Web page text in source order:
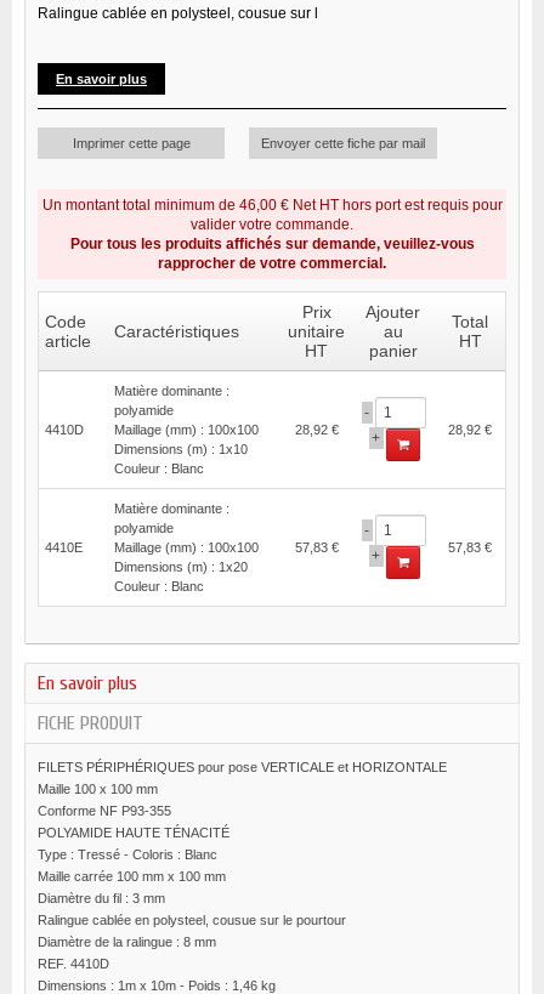
Ralingue cablée en polysteel, cousue sur l
En savoir plus
Imprimer cette page Envoyer cette fiche par mail
Un montant total minimum de 46,00 € Net HT hors port est requis pour
valider votre commande.
Pour tous les produits affichés sur demande, veuillez-vous
rapprocher de votre commercial.
Code
article
Caractéristiques
Prix
unitaire
HT
Ajouter
au
panier
Total
HT
4410D
Matière dominante :
polyamide
Maillage (mm) : 100x100
Dimensions (m) : 1x10
Couleur : Blanc
28,92 €
-
+
28,92 €
4410E
Matière dominante :
polyamide
Maillage (mm) : 100x100
Dimensions (m) : 1x20
Couleur : Blanc
57,83 €
-
+
57,83 €
En savoir plus
FICHE PRODUIT
FILETS PÉRIPHÉRIQUES pour pose VERTICALE et HORIZONTALE
Maille 100 x 100 mm
Conforme NF P93-355
POLYAMIDE HAUTE TÉNACITÉ
Type : Tressé - Coloris : Blanc
Maille carrée 100 mm x 100 mm
Diamètre du fil : 3 mm
Ralingue cablée en polysteel, cousue sur le pourtour
Diamètre de la ralingue : 8 mm
REF. 4410D
Dimensions : 1m x 10m - Poids : 1,46 kg